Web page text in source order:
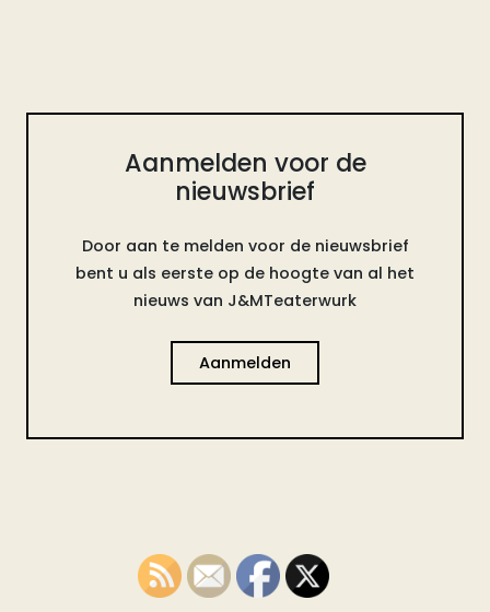
Aanmelden voor de
nieuwsbrief
Door aan te melden voor de nieuwsbrief
bent u als eerste op de hoogte van al het
nieuws van J&MTeaterwurk
Aanmelden